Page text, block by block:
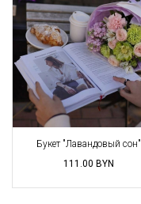
Букет "Лавандовый сон"
111.00 BYN